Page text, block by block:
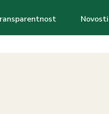
Novosti